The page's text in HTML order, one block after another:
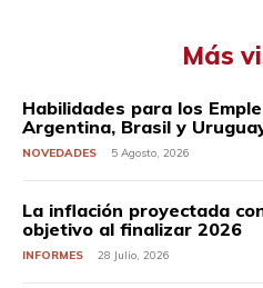
Más
Habilidades para los
Argentina, Brasil y
NOVEDADES 5 Agosto, 2026
La inflación proyectada
objetivo al finalizar 2026
INFORMES 28 Julio, 2026